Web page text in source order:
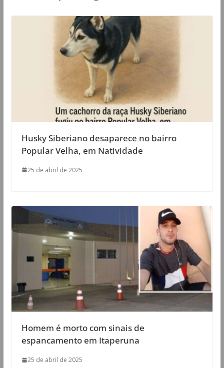
Husky Siberiano desaparece no bairro
Popular Velha, em Natividade
25 de abril de 2025
Homem é morto com sinais de
espancamento em Itaperuna
25 de abril de 2025